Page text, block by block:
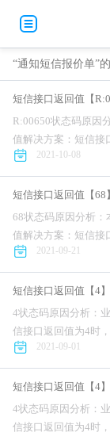
“通知短信报价单”
短信接口返回值【
R:00650状态码原因
值解决方案：短信接
信，对公司的业务正
2021-10-08
短信接口返回值【68
68状态码原因分析：
值解决方案：短信接
公司的业务正常开展
亿无...
2021-09-21
短信接口返回值【4
4状态码原因分析：
信接口返回值为4时
展造成不利影响。针
方案，...
2021-09-01
短信接口返回值【4
4状态码原因分析：
信接口返回值为4时